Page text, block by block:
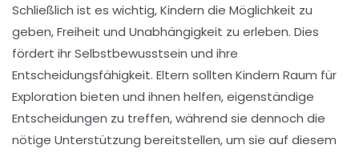
Schließlich ist es wichtig, Kindern die Möglichkeit zu
geben,Freiheit und Unabhängigkeit zu erleben. Dies
fördert ihr Selbstbewusstsein und ihre
Entscheidungsfähigkeit. Eltern sollten Kindern Raum für
Exploration bieten und ihnen helfen, eigenständige
Entscheidungen zu treffen, während sie dennoch die
nötige Unterstützung bereitstellen, um sie auf diesem